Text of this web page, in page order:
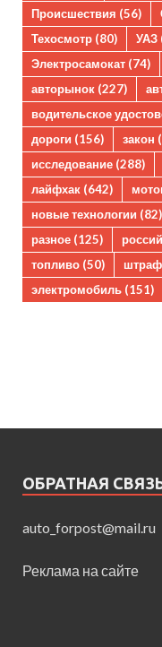
Происшествия (56)
Техосмотр (80) УАЗ
Электросамокат (74)
авторынок (227)
водительское
дороги (156) закон
исследование (288)
лайфхак (642)
новые технологии (82)
разное (125)
топливо (50) штраф
электромобиль (151)
ОБРАТНАЯ
auto_forpost@mail.ru
Реклама на сайте